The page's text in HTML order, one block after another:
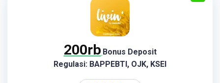
200rb Bonus Deposit
Regulasi: BAPPEBTI, OJK, KSEI